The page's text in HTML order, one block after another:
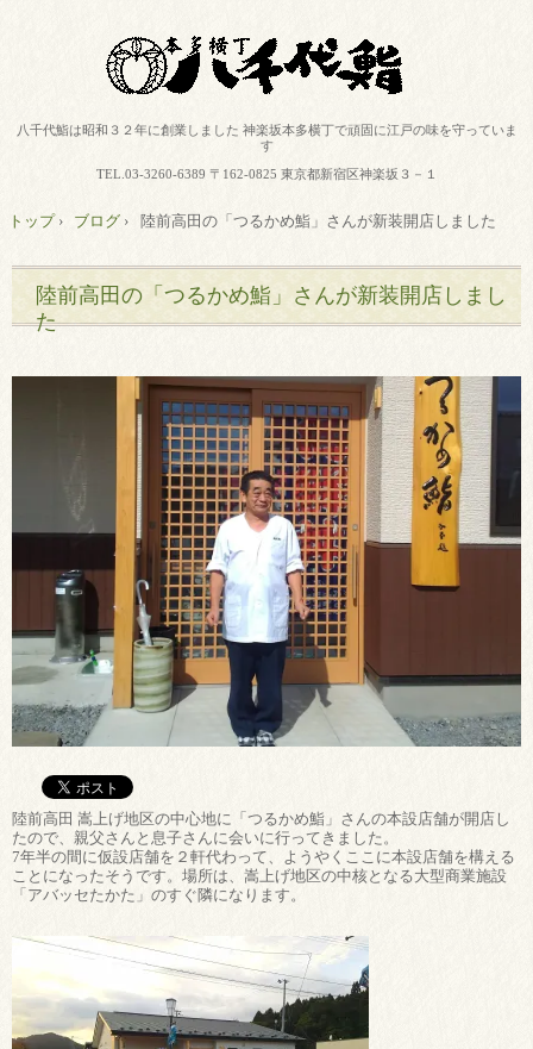
八千代鮨は昭和３２年に創業しました 神楽坂本多横丁で頑固に江戸の味を守っていま
す
TEL. 03-3260-6389 〒162-0825 東京都新宿区神楽坂３－１
トップ› ブログ › 陸前高田の「つるかめ鮨」さんが新装開店しました
陸前高田の「つるかめ鮨」さんが新装開店しまし
た
陸前高田 嵩上げ地区の中心地に「つるかめ鮨」さんの本設店舗が開店し
たので、親父さんと息子さんに会いに行ってきました。
7年半の間に仮設店舗を２軒代わって、ようやくここに本設店舗を構える
ことになったそうです。場所は、嵩上げ地区の中核となる大型商業施設
「アバッセたかた」のすぐ隣になります。